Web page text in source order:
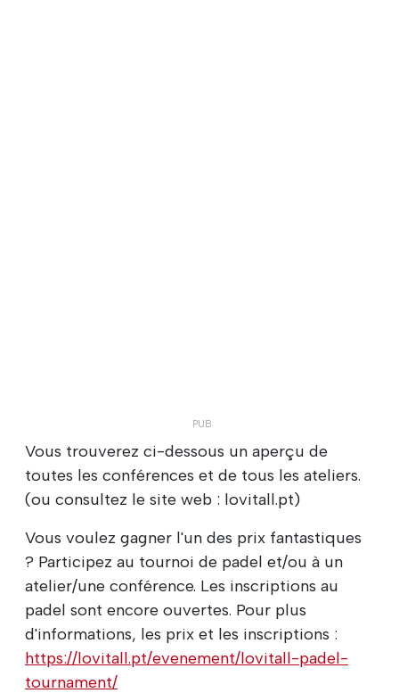
Vous trouverez ci-dessous un aperçu de
toutes les conférences et de tous les ateliers.
(ou consultez le site web : lovitall.pt)
Vous voulez gagner l'un des prix fantastiques
? Participez au tournoi de padel et/ou à un
atelier/une conférence. Les inscriptions au
padel sont encore ouvertes. Pour plus
d'informations, les prix et les inscriptions :
https://lovitall.pt/evenement/lovitall-padel-
tournament/